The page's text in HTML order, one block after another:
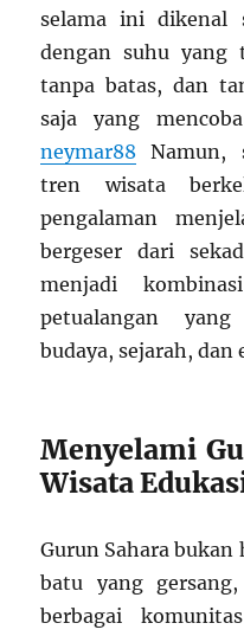
selama ini dikenal
dengan suhu yang
tanpa batas, dan
saja yang
neymar88 Namun,
tren wisata
pengalaman
bergeser dari
menjadi
petualangan yang
budaya, sejarah,
Menyelami
Wisata
Gurun Sahara bukan
batu yang
berbagai